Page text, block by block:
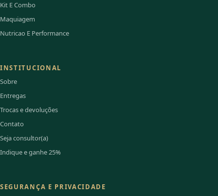
Kit E Combo
Maquiagem
Nutricao E Performance
INSTITUCIONAL
Sobre
Entregas
Trocas e devoluções
Contato
Seja consultor(a)
Indique e ganhe 25%
SEGURANÇA E PRIVACIDADE